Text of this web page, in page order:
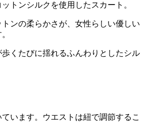
トンシルクを使用したスカート。
ンの柔らかさが、女性らしい優しい
くたびに揺れるふんわりとしたシル
います。ウエストは紐で調節するこ